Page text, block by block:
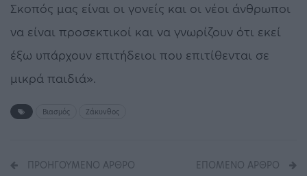
Σκοπός μας είναι οι γονείς και οι νέοι άνθρωποι
να είναι προσεκτικοί και να γνωρίζουν ότι εκεί
έξω υπάρχουν επιτήδειοι που επιτίθενται σε
μικρά παιδιά».
Βιασμός Ζάκυνθος
ΠΡΟΗΓΟΎΜΕΝΟ ΆΡΘΡΟ ΕΠΌΜΕΝΟ ΆΡΘΡΟ